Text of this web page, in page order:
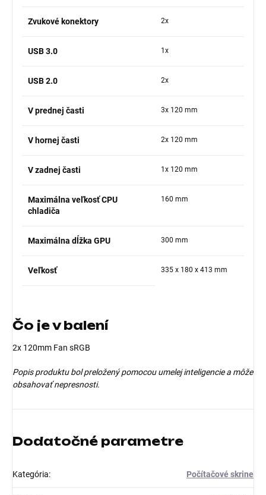
Zvukové konektory 2x
USB 3.0 1x
USB 2.0 2x
V prednej časti 3x 120 mm
V hornej časti 2x 120 mm
V zadnej časti 1x 120 mm
Maximálna veľkosť CPU
chladiča
160 mm
Maximálna dĺžka GPU 300 mm
Veľkosť 335 x 180 x 413 mm
Čo je v balení
2x 120mm Fan sRGB
Popis produktu bol preložený pomocou umelej inteligencie a môže
obsahovať nepresnosti.
Dodatočné parametre
Kategória: Počítačové skrine